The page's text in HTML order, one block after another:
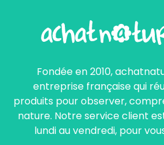
Fondée en 2010,
entreprise française qui
produits pour observer,
nature. Notre service client
lundi au vendredi, pour